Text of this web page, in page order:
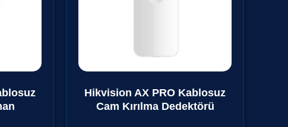
Hikvision AX PRO Kablosuz
Cam Kırılma Dedektörü